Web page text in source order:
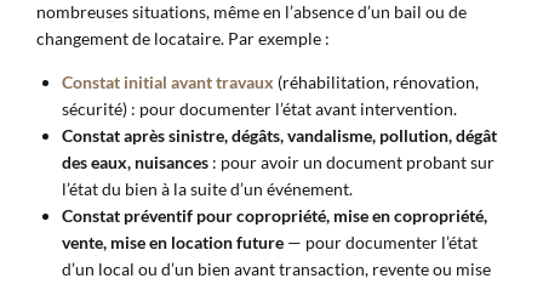
nombreuses situations, même en l’absence d’un bail ou de
changement de locataire. Par exemple :
Constat initial avant travaux (réhabilitation, rénovation,
sécurité) : pour documenter l’état avant intervention.
Constat après sinistre, dégâts, vandalisme, pollution, dégât
des eaux, nuisances : pour avoir un document probant sur
l’état du bien à la suite d’un événement.
Constat préventif pour copropriété, mise en copropriété,
vente, mise en location future — pour documenter l’état
d’un local ou d’un bien avant transaction, revente ou mise